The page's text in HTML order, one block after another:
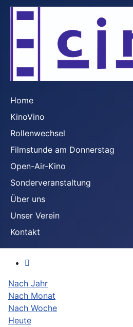
Home
KinoVino
Rollenwechsel
Filmstunde am Donnerstag
Open-Air-Kino
Sonderveranstaltung
Über uns
Unser Verein
Kontakt
Nach Jahr
Nach Monat
Nach Woche
Heute